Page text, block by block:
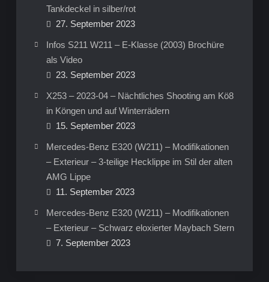
Tankdeckel in silber/rot
27. September 2023
Infos S211 W211 – E-Klasse (2003) Brochüre
als Video
23. September 2023
X253 – 2023-04 – Nächtliches Shooting am Kö8
in Köngen und auf Winterrädern
15. September 2023
Mercedes-Benz E320 (W211) – Modifikationen
– Exterieur – 3-teilige Hecklippe im Stil der alten
AMG Lippe
11. September 2023
Mercedes-Benz E320 (W211) – Modifikationen
– Exterieur – Schwarz eloxierter Maybach Stern
7. September 2023